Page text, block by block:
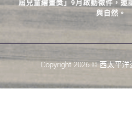
屆兒童繪畫獎」9月啟動徵件，邀
與自然。
Copyright 2026 © 西太平